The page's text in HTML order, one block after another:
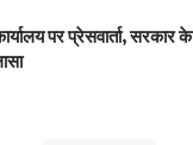
पर प्रेसवार्ता, सरकार के